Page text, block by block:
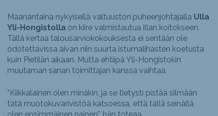
Maanantaina nykyisellä valtuuston puheenjohtajalla Ulla
Yli-Hongistolla on kiire valmistautua illan koitokseen.
Tällä kertaa talousarviokokouksesta ei sentään ole
odotettavissa aivan niin suurta istumalihasten koetusta
kuin Pietilän aikaan. Mutta ehtiipä Yli-Hongistokin
muutaman sanan toimittajan kanssa vaihtaa.
”Kiikkalainen olen minäkin, ja se tietysti pistää silmään
tätä muotokuvarivistöä katsoessa, että tällä seinällä